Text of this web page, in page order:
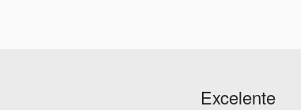
Excelente